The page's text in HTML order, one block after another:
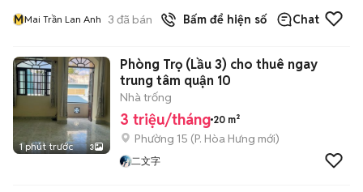
MMai Trần Lan Anh 3 đã bán Bấm để hiện số Chat
1 phút trước 3
Phòng Trọ (Lầu 3) cho thuê ngay
trung tâm quận 10
Nhà trống
3 triệu/tháng 20 m²
Phường 15 (P. Hòa Hưng mới)
二文字